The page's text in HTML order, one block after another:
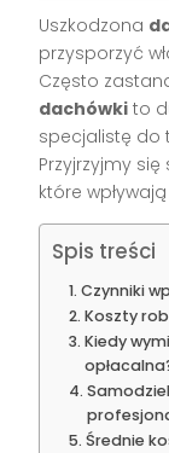
Uszkodzona
przysporzyć
Często
dachówki to
specjalistę do
Przyjrzyjmy
które
Spis treści
Czynniki
Koszty
Kiedy
Średnie